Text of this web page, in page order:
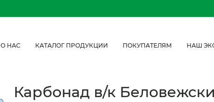
О НАС КАТАЛОГ ПРОДУКЦИИ ПОКУПАТЕЛЯМ НАШ
Карбонад в/к